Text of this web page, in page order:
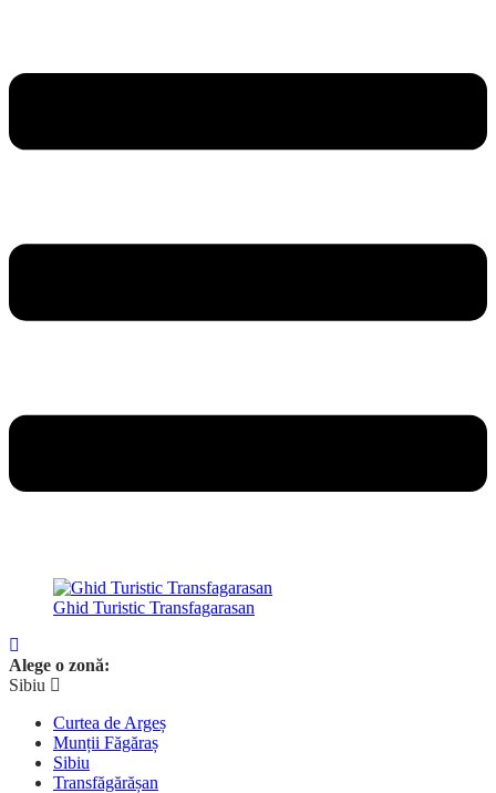
Ghid Turistic Transfagarasan
Alege o zonă:
Sibiu
Curtea de Argeș
Munții Făgăraș
Sibiu
Transfăgărășan